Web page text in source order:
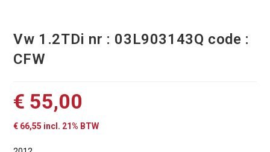
Vw 1.2TDi nr : 03L903143Q code :
CFW
€ 55,00
€ 66,55 incl. 21% BTW